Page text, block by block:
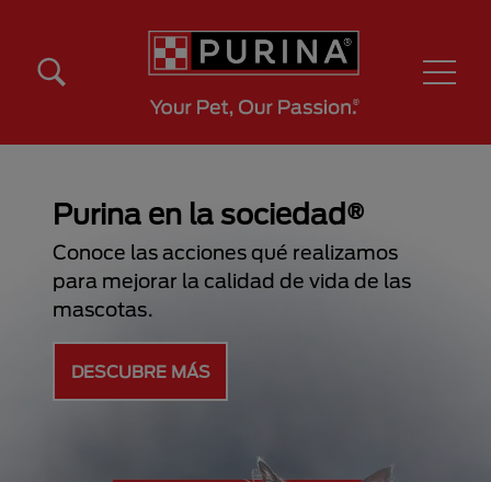
Purina en la sociedad®
Conoce las acciones qué realizamos
para mejorar la calidad de vida de las
mascotas.
DESCUBRE MÁS